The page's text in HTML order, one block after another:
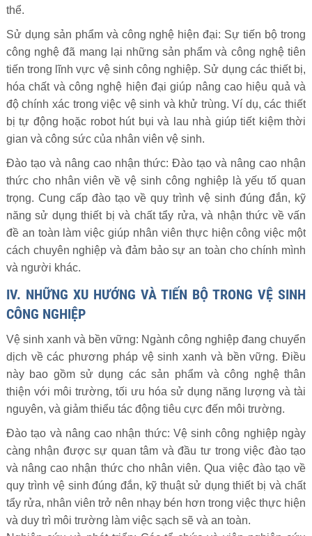
thể.
Sử dụng sản phẩm và công nghệ hiện đại: Sự tiến bộ trong
công nghệ đã mang lại những sản phẩm và công nghệ tiên
tiến trong lĩnh vực vệ sinh công nghiệp. Sử dụng các thiết bị,
hóa chất và công nghệ hiện đại giúp nâng cao hiệu quả và
độ chính xác trong việc vệ sinh và khử trùng. Ví dụ, các thiết
bị tự động hoặc robot hút bụi và lau nhà giúp tiết kiệm thời
gian và công sức của nhân viên vệ sinh.
Đào tạo và nâng cao nhận thức: Đào tạo và nâng cao nhận
thức cho nhân viên về vệ sinh công nghiệp là yếu tố quan
trọng. Cung cấp đào tạo về quy trình vệ sinh đúng đắn, kỹ
năng sử dụng thiết bị và chất tẩy rửa, và nhận thức về vấn
đề an toàn làm việc giúp nhân viên thực hiện công việc một
cách chuyên nghiệp và đảm bảo sự an toàn cho chính mình
và người khác.
IV. NHỮNG XU HƯỚNG VÀ TIẾN BỘ TRONG VỆ SINH
CÔNG NGHIỆP
Vệ sinh xanh và bền vững: Ngành công nghiệp đang chuyển
dịch về các phương pháp vệ sinh xanh và bền vững. Điều
này bao gồm sử dụng các sản phẩm và công nghệ thân
thiện với môi trường, tối ưu hóa sử dụng năng lượng và tài
nguyên, và giảm thiểu tác động tiêu cực đến môi trường.
Đào tạo và nâng cao nhận thức: Vệ sinh công nghiệp ngày
càng nhận được sự quan tâm và đầu tư trong việc đào tạo
và nâng cao nhận thức cho nhân viên. Qua việc đào tạo về
quy trình vệ sinh đúng đắn, kỹ thuật sử dụng thiết bị và chất
tẩy rửa, nhân viên trở nên nhạy bén hơn trong việc thực hiện
và duy trì môi trường làm việc sạch sẽ và an toàn.